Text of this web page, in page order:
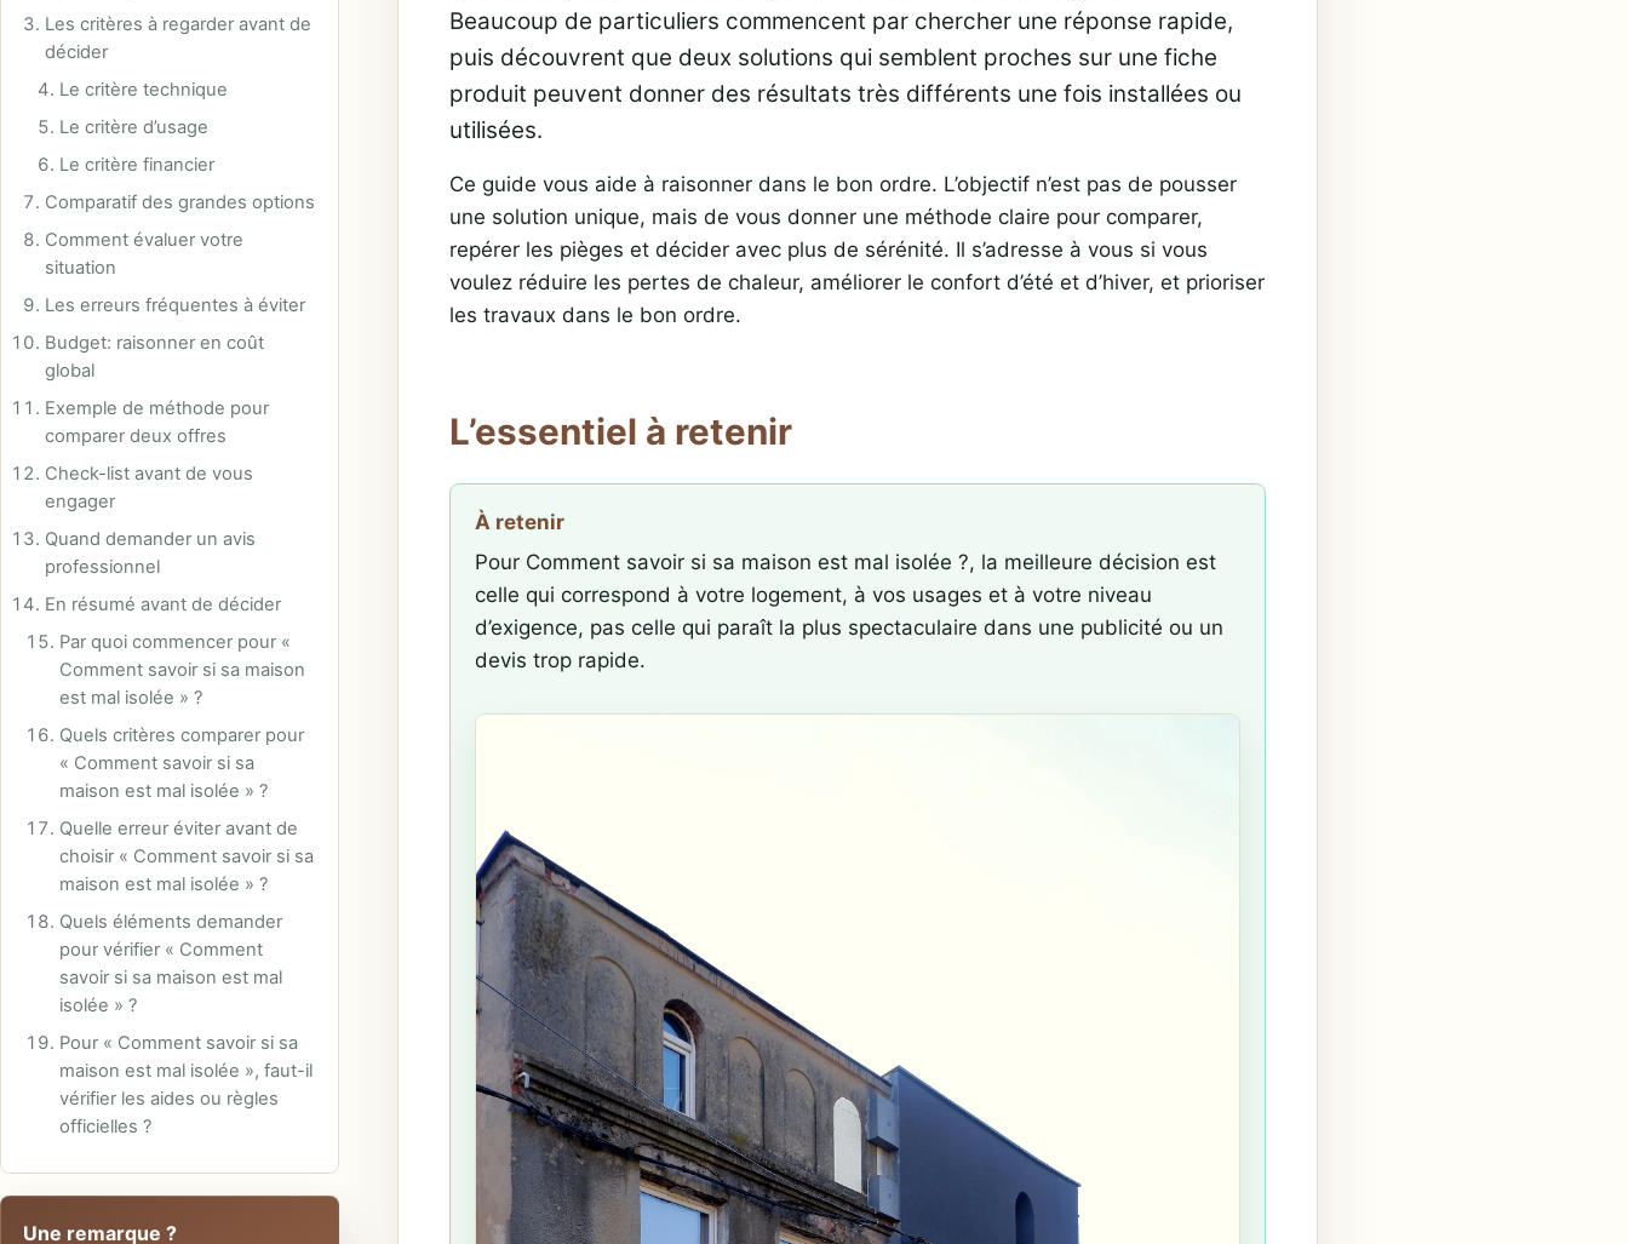
Les critères à regarder avant de
décider
Le critère technique
Le critère d’usage
Le critère financier
Comparatif des grandes options
Comment évaluer votre
situation
Les erreurs fréquentes à éviter
Budget: raisonner en coût
global
Exemple de méthode pour
comparer deux offres
Check-list avant de vous
engager
Quand demander un avis
professionnel
En résumé avant de décider
Par quoi commencer pour «
Comment savoir si sa maison
est mal isolée » ?
Quels critères comparer pour
« Comment savoir si sa
maison est mal isolée » ?
Quelle erreur éviter avant de
choisir « Comment savoir si sa
maison est mal isolée » ?
Quels éléments demander
pour vérifier « Comment
savoir si sa maison est mal
isolée » ?
Pour « Comment savoir si sa
maison est mal isolée », faut-il
vérifier les aides ou règles
officielles ?
Une remarque ?
Beaucoup de particuliers commencent par chercher une réponse rapide,
puis découvrent que deux solutions qui semblent proches sur une fiche
produit peuvent donner des résultats très différents une fois installées ou
utilisées.
Ce guide vous aide à raisonner dans le bon ordre. L’objectif n’est pas de pousser
une solution unique, mais de vous donner une méthode claire pour comparer,
repérer les pièges et décider avec plus de sérénité. Il s’adresse à vous si vous
voulez réduire les pertes de chaleur, améliorer le confort d’été et d’hiver, et prioriser
les travaux dans le bon ordre.
L’essentiel à retenir
À retenir
Pour Comment savoir si sa maison est mal isolée ?, la meilleure décision est
celle qui correspond à votre logement, à vos usages et à votre niveau
d’exigence, pas celle qui paraît la plus spectaculaire dans une publicité ou un
devis trop rapide.